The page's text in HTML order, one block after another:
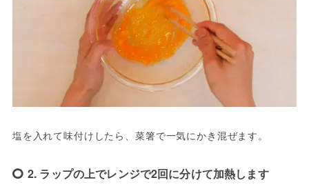
塩を入れて味付けしたら、菜箸で一気にかき混ぜます。
2. ラップの上でレンジで2回に分けて加熱します